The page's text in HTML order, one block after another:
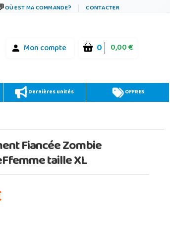
OÙ EST MA COMMANDE? CONTACTER
Mon compte 0 0,00 €
Dernières unités OFFRES
Fiancée Zombie
taille XL